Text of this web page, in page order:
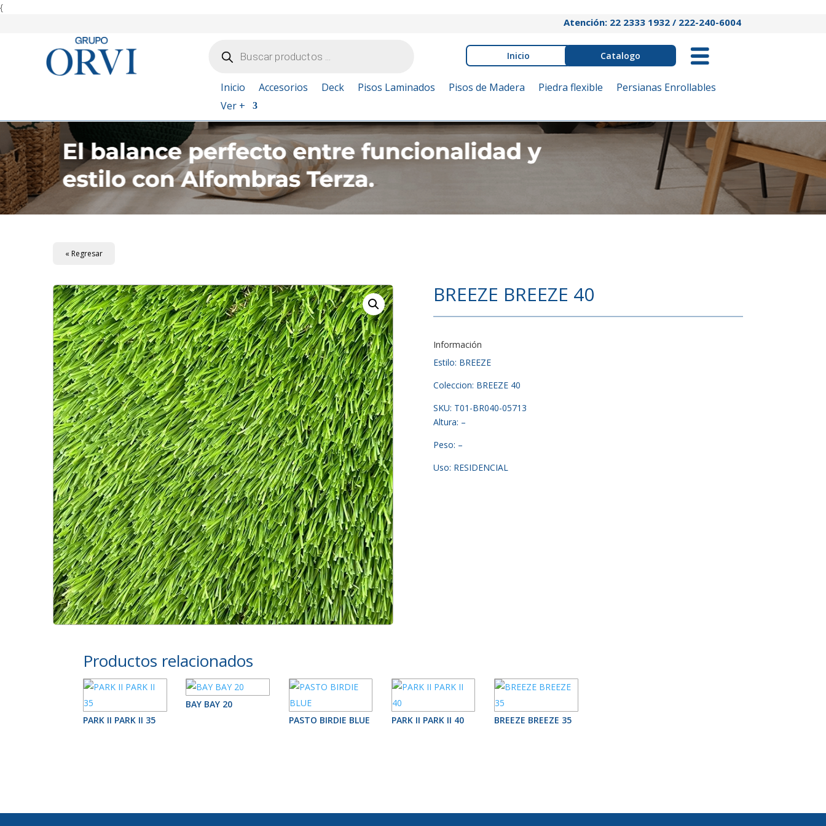
{
Atención: 22 2333 1932 / 222-240-6004
productos Inicio Catalogo
Inicio Accesorios Deck Pisos Laminados Pisos de Madera Piedra flexible
Persianas Enrollables
Ver +
« Regresar
BREEZE BREEZE 40
Información
Estilo: BREEZE
Coleccion: BREEZE 40
SKU: T01-BR040-05713
Altura: –
Peso: –
Uso: RESIDENCIAL
Productos relacionados
PARK II PARK II 35
BAY BAY 20
PASTO BIRDIE BLUE
PARK II PARK II 40 BREEZE BREEZE 35